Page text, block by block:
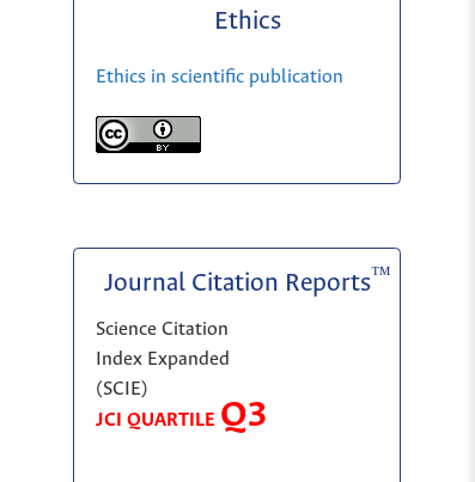
Ethics
Ethics in scientific publication
Journal Citation Reports™
Science Citation
Index Expanded
(SCIE)
JCI QUARTILE Q3